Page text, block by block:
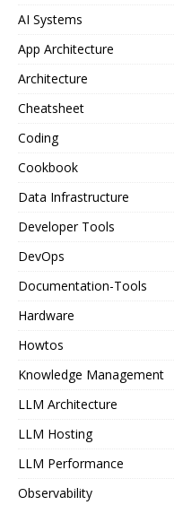
AI Systems
App Architecture
Architecture
Cheatsheet
Coding
Cookbook
Data Infrastructure
Developer Tools
DevOps
Documentation-Tools
Hardware
Howtos
Knowledge Management
LLM Architecture
LLM Hosting
LLM Performance
Observability